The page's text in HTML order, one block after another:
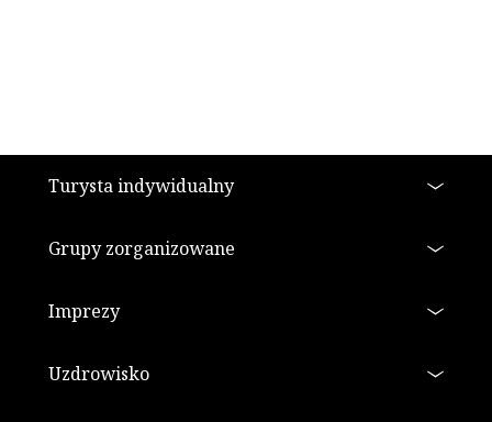
Stopka
Turysta indywidualny
Grupy zorganizowane
Imprezy
Uzdrowisko